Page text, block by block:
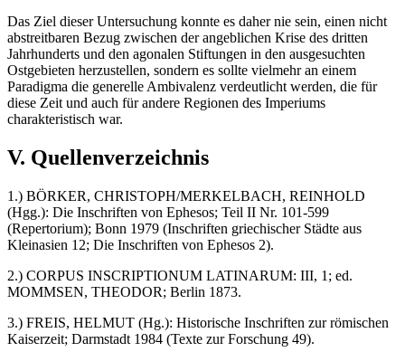
Das Ziel dieser Untersuchung konnte es daher nie sein, einen nicht
abstreitbaren Bezug zwischen der angeblichen Krise des dritten
Jahrhunderts und den agonalen Stiftungen in den ausgesuchten
Ostgebieten herzustellen, sondern es sollte vielmehr an einem
Paradigma die generelle Ambivalenz verdeutlicht werden, die für
diese Zeit und auch für andere Regionen des Imperiums
charakteristisch war.
V. Quellenverzeichnis
1.) BÖRKER, CHRISTOPH/MERKELBACH, REINHOLD
(Hgg.): Die Inschriften von Ephesos; Teil II Nr. 101-599
(Repertorium); Bonn 1979 (Inschriften griechischer Städte aus
Kleinasien 12; Die Inschriften von Ephesos 2).
2.) CORPUS INSCRIPTIONUM LATINARUM: III, 1; ed.
MOMMSEN, THEODOR; Berlin 1873.
3.) FREIS, HELMUT (Hg.): Historische Inschriften zur römischen
Kaiserzeit; Darmstadt 1984 (Texte zur Forschung 49).